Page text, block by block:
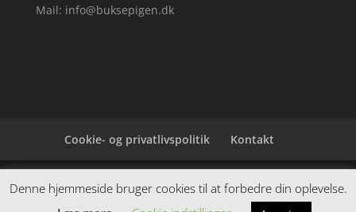
Mail: info@buksepigen.dk
Cookie- og privatlivspolitik Kontakt
Denne hjemmeside samler et bredt udvalg af
spændende varer. Siden er et affiiliatesite, og nogle
Denne hjemmeside bruger cookies til at forbedre din oplevelse.